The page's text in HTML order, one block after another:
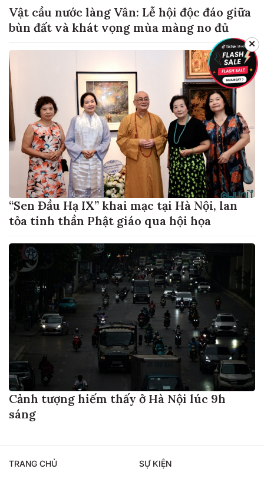
Vật cầu nước làng Vân: Lễ hội độc đáo giữa
bùn đất và khát vọng mùa màng no đủ
“Sen Đầu Hạ IX” khai mạc tại Hà Nội, lan
tỏa tinh thần Phật giáo qua hội họa
Cảnh tượng hiếm thấy ở Hà Nội lúc 9h
sáng
TRANG CHỦ SỰ KIỆN
✕